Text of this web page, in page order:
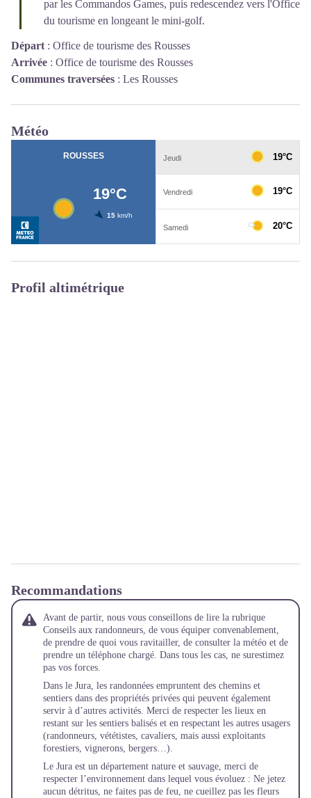
par les Commandos Games, puis redescendez vers l'Office
du tourisme en longeant le mini-golf.
Départ : Office de tourisme des Rousses
Arrivée : Office de tourisme des Rousses
Communes traversées : Les Rousses
Météo
Profil altimétrique
Recommandations
Avant de partir, nous vous conseillons de lire la rubrique
Conseils aux randonneurs, de vous équiper convenablement,
de prendre de quoi vous ravitailler, de consulter la météo et de
prendre un téléphone chargé. Dans tous les cas, ne surestimez
pas vos forces.
Dans le Jura, les randonnées empruntent des chemins et
sentiers dans des propriétés privées qui peuvent également
servir à d’autres activités. Merci de respecter les lieux en
restant sur les sentiers balisés et en respectant les autres usagers
(randonneurs, vététistes, cavaliers, mais aussi exploitants
forestiers, vignerons, bergers…).
Le Jura est un département nature et sauvage, merci de
respecter l’environnement dans lequel vous évoluez : Ne jetez
aucun détritus, ne faites pas de feu, ne cueillez pas les fleurs